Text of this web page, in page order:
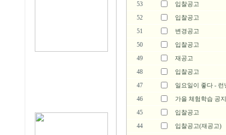
53
입찰공고
52
입찰공고
51
변경공고
50
입찰공고
49
재공고
48
입찰공고
47
일요일이 좋다 - 런
46
가을 체험학습 공지
45
입찰공고
44
입찰공고(재공고)